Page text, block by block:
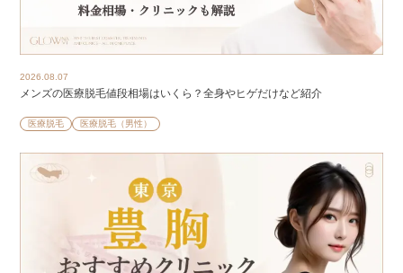
2026.08.07
メンズの医療脱毛値段相場はいくら？全身やヒゲだけなど紹介
医療脱毛 医療脱毛（男性）